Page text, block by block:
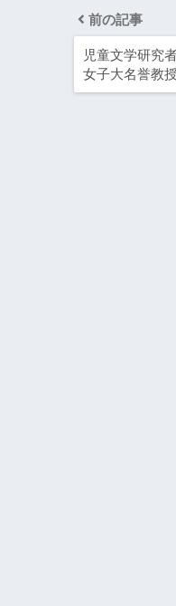
前の記事
児童文学研究
女子大名誉教授